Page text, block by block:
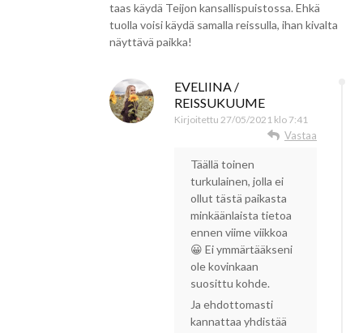
taas käydä Teijon kansallispuistossa. Ehkä
tuolla voisi käydä samalla reissulla, ihan kivalta
näyttävä paikka!
EVELIINA /
REISSUKUUME
Kirjoitettu 27/05/2021 klo 7:41
Vastaa
Täällä toinen
turkulainen, jolla ei
ollut tästä paikasta
minkäänlaista tietoa
ennen viime viikkoa
😀 Ei ymmärtääkseni
ole kovinkaan
suosittu kohde.
Ja ehdottomasti
kannattaa yhdistää